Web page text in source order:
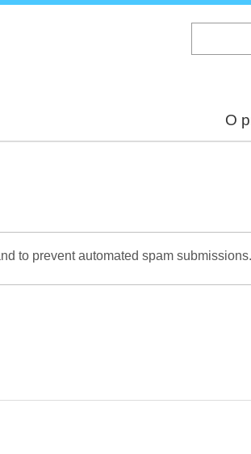
O
to prevent automated spam submissions.